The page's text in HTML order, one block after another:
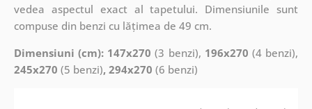
vedea aspectul exact al tapetului. Dimensiunile sunt
compuse din benzi cu lățimea de 49 cm.
Dimensiuni (cm): 147x270 (3 benzi), 196x270 (4 benzi),
245x270 (5 benzi), 294x270 (6 benzi)